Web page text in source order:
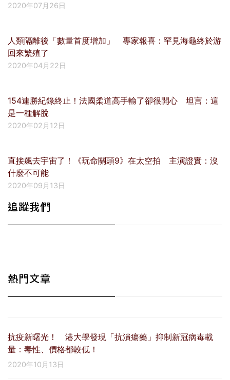
2020年07月26日
人類隔離後「數量首度增加」 專家報喜：罕見海龜終於游
回來繁殖了
2020年04月22日
154連勝紀錄終止！法國柔道高手輸了卻很開心 坦言：這
是一種解脫
2020年02月12日
直接飆去宇宙了！《玩命關頭9》在太空拍 主演證實：沒
什麼不可能
2020年09月13日
追蹤我們
熱門文章
抗疫新曙光！ 港大學發現「抗潰瘍藥」抑制新冠病毒載
量：毒性、價格都較低！
2020年10月13日